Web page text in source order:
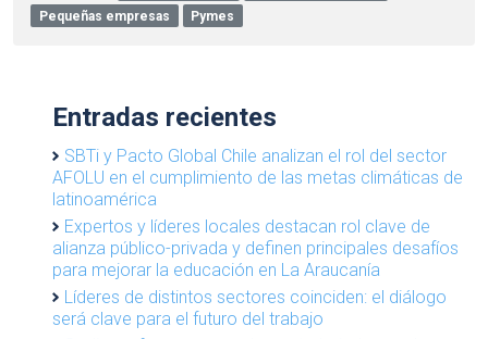
Pequeñas empresas
Pymes
Entradas recientes
SBTi y Pacto Global Chile analizan el rol del sector
AFOLU en el cumplimiento de las metas climáticas de
latinoamérica
Expertos y líderes locales destacan rol clave de
alianza público-privada y definen principales desafíos
para mejorar la educación en La Araucanía
Líderes de distintos sectores coinciden: el diálogo
será clave para el futuro del trabajo